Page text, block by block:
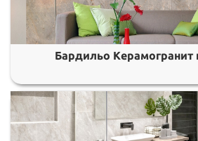
Бардильо Керамогранит